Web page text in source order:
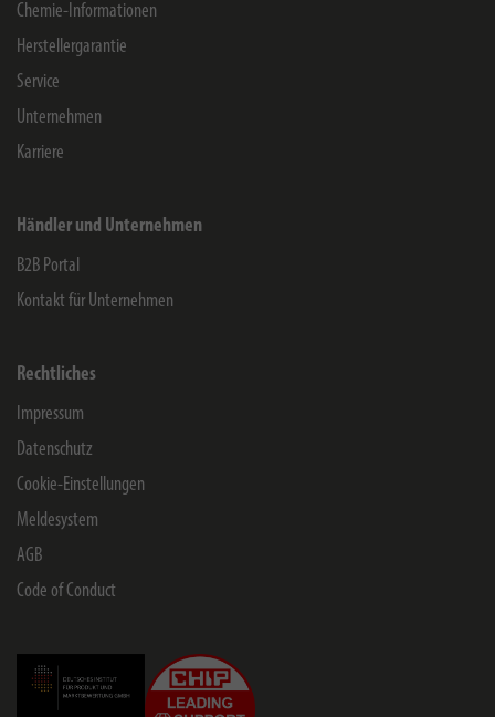
Chemie-Informationen
Herstellergarantie
Service
Unternehmen
Karriere
Händler und Unternehmen
B2B Portal
Kontakt für Unternehmen
Rechtliches
Impressum
Datenschutz
Cookie-Einstellungen
Meldesystem
AGB
Code of Conduct